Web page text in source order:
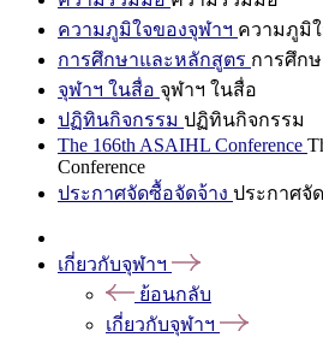
ความภูมิใจของจุฬาฯ ความภูมิ
การศึกษาและหลักสูตร การศึก
จุฬาฯ ในสื่อ จุฬาฯ ในสื่อ
ปฏิทินกิจกรรม ปฏิทินกิจกรรม
The 166th ASAIHL Conference
Conference
ประกาศจัดซื้อจัดจ้าง ประกาศจั
เกี่ยวกับจุฬาฯ
ย้อนกลับ
เกี่ยวกับจุฬาฯ